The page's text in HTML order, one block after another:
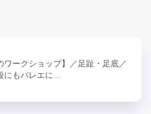
ワークショップ】／足趾・足底／
にもバレエに…